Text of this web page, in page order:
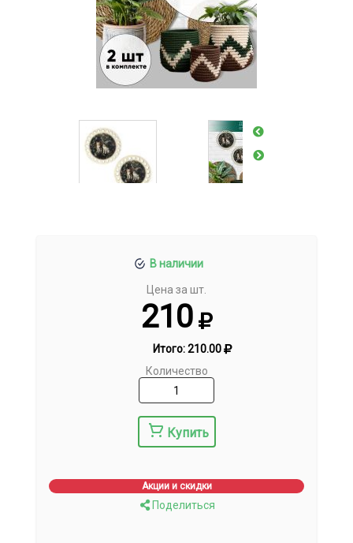
В наличии
Цена за шт.
210
Итого:210.00
Количество
Купить
Акции и скидки
Поделиться